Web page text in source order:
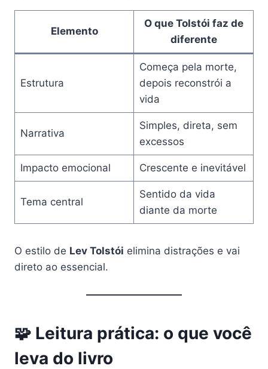
Elemento
O que Tolstói faz de
diferente
Estrutura
Começa pela morte,
depois reconstrói a
vida
Narrativa
Simples, direta, sem
excessos
Impacto emocional Crescente e inevitável
Tema central
Sentido da vida
diante da morte
O estilo de Lev Tolstói elimina distrações e vai
direto ao essencial.
🧩 Leitura prática: o que você
leva do livro